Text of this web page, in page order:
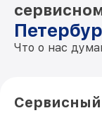
Что о нас
Сервисный